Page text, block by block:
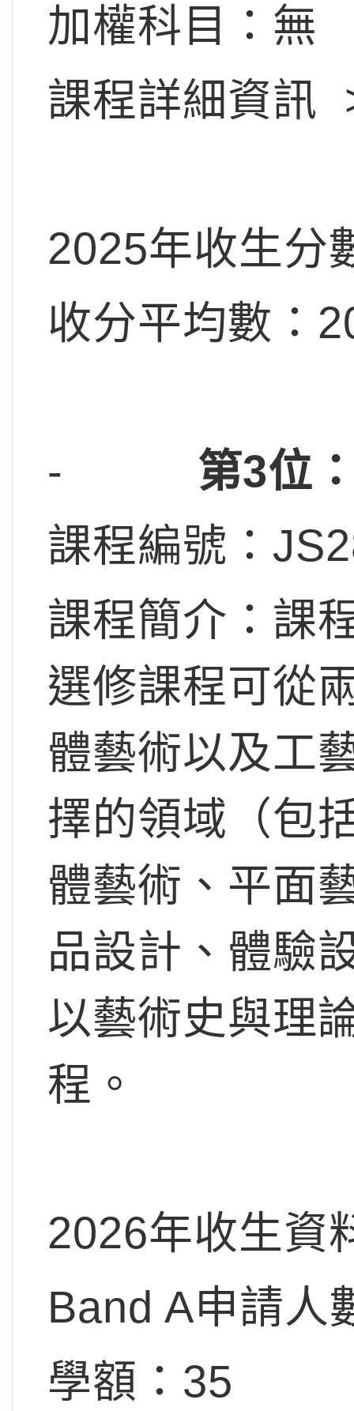
加權科目：無
課程詳細資訊
2025年收生分
收分平均數：
- 第3位
課程編號：
課程簡介：課
選修課程可從
體藝術以及工
擇的領域（包
體藝術、平面
品設計、體驗
以藝術史與理
程。
2026年收生資
Band A申請人
學額：35